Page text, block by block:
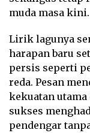
muda masa kini.
Lirik lagunya
harapan baru
persis seperti
reda. Pesan
kekuatan utama
sukses
pendengar